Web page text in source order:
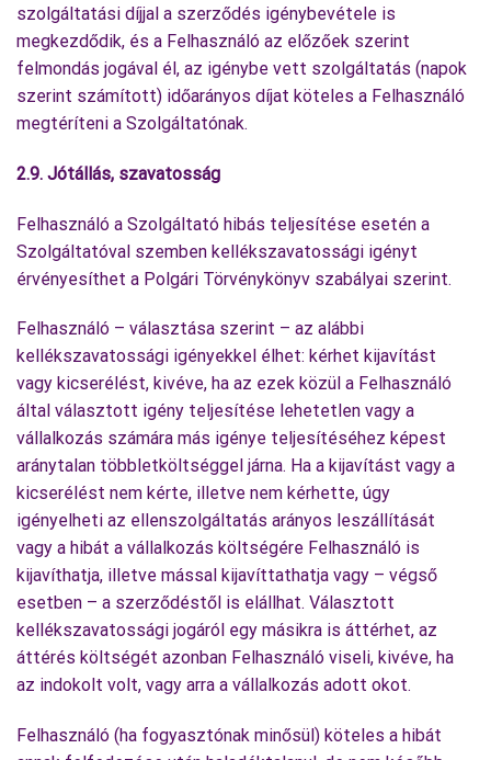
szolgáltatási díjjal a szerződés igénybevétele is
megkezdődik, és a Felhasználó az előzőek szerint
felmondás jogával él, az igénybe vett szolgáltatás (napok
szerint számított) időarányos díjat köteles a Felhasználó
megtéríteni a Szolgáltatónak.
2.9. Jótállás, szavatosság
Felhasználó a Szolgáltató hibás teljesítése esetén a
Szolgáltatóval szemben kellékszavatossági igényt
érvényesíthet a Polgári Törvénykönyv szabályai szerint.
Felhasználó – választása szerint – az alábbi
kellékszavatossági igényekkel élhet: kérhet kijavítást
vagy kicserélést, kivéve, ha az ezek közül a Felhasználó
által választott igény teljesítése lehetetlen vagy a
vállalkozás számára más igénye teljesítéséhez képest
aránytalan többletköltséggel járna. Ha a kijavítást vagy a
kicserélést nem kérte, illetve nem kérhette, úgy
igényelheti az ellenszolgáltatás arányos leszállítását
vagy a hibát a vállalkozás költségére Felhasználó is
kijavíthatja, illetve mással kijavíttathatja vagy – végső
esetben – a szerződéstől is elállhat. Választott
kellékszavatossági jogáról egy másikra is áttérhet, az
áttérés költségét azonban Felhasználó viseli, kivéve, ha
az indokolt volt, vagy arra a vállalkozás adott okot.
Felhasználó (ha fogyasztónak minősül) köteles a hibát